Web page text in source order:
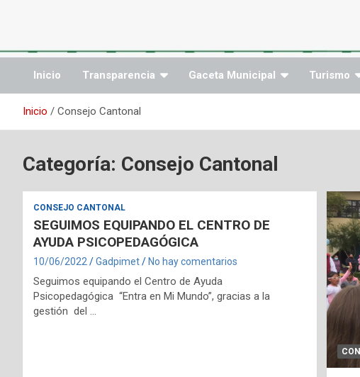
Inicio Transparencia Gaceta Municipal Turismo
Inicio Consejo Cantonal
Categoría: Consejo Cantonal
CONSEJO CANTONAL
SEGUIMOS EQUIPANDO EL CENTRO DE
AYUDA PSICOPEDAGÓGICA
10/06/2022 Gadpimet No hay comentarios
Seguimos equipando el Centro de Ayuda
Psicopedagógica “Entra en Mi Mundo”, gracias a la
gestión del …